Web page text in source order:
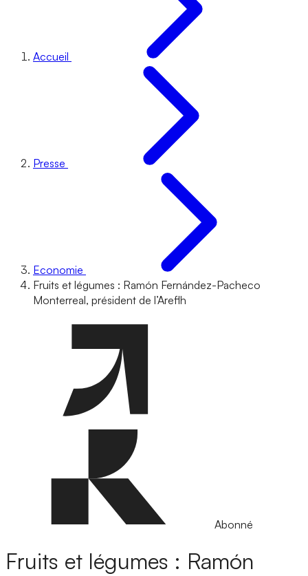
Accueil
Presse
Economie
Fruits et légumes : Ramón Fernández-Pacheco
Monterreal, président de l’Areflh
Abonné
Fruits et légumes : Ramón